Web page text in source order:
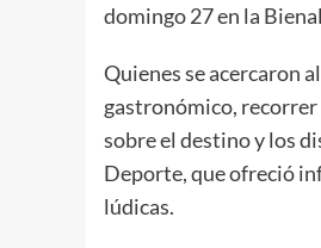
domingo 27 en la
Quienes se acercaron
gastronómico, recorrer
sobre el destino y los
Deporte, que ofreció
lúdicas.